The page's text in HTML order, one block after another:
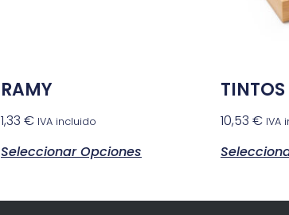
RAMY
1,33 € IVA incluido
Seleccionar Opciones
TINTOS
10,53 € IVA